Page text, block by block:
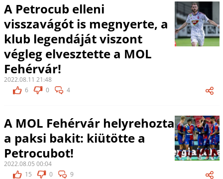
A Petrocub elleni
visszavágót is megnyerte, a
klub legendáját viszont
végleg elvesztette a MOL
Fehérvár!
2022.08.11 21:48
6
0 4
A MOL Fehérvár helyrehozta
a paksi bakit: kiütötte a
Petrocubot!
2022.08.05 00:04
15
0 9